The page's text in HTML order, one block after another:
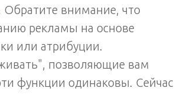
Обратите внимание, что
рекламы на основе
или атрибуции.
позволяющие вам
функции одинаковы. Сейчас